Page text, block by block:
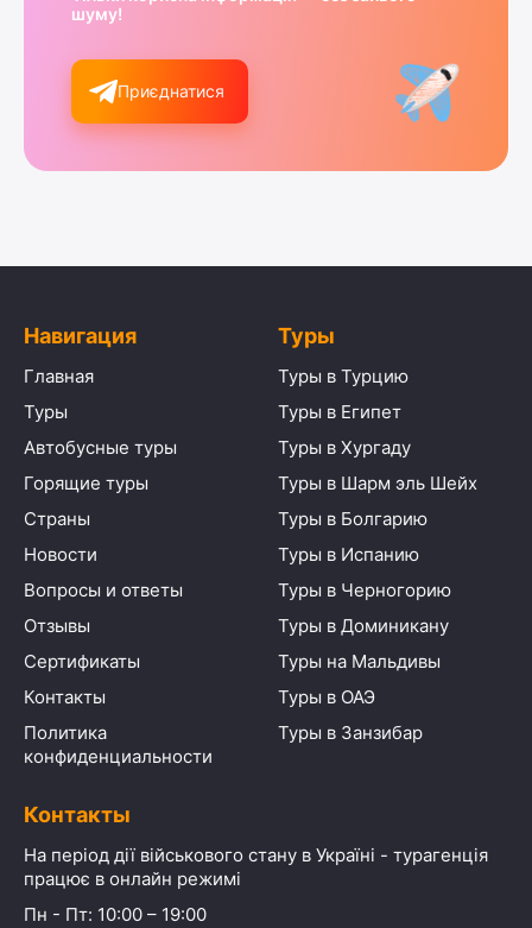
шуму!
Приєднатися
Навигация
Главная
Туры
Автобусные туры
Горящие туры
Страны
Новости
Вопросы и ответы
Отзывы
Сертификаты
Контакты
Политика
конфиденциальности
Туры
Туры в Турцию
Туры в Египет
Туры в Хургаду
Туры в Шарм эль Шейх
Туры в Болгарию
Туры в Испанию
Туры в Черногорию
Туры в Доминикану
Туры на Мальдивы
Туры в ОАЭ
Туры в Занзибар
Контакты
На період дії військового стану в Україні - турагенція
працює в онлайн режимі
Пн - Пт: 10:00 – 19:00